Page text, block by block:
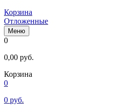
Корзина
Отложенные
Меню
0
0,00 руб.
Корзина
0
0 руб.